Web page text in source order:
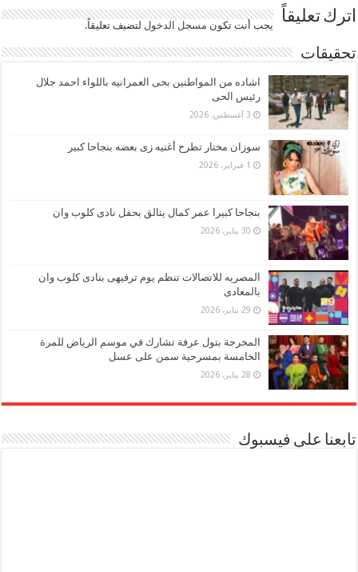
اترك تعليقاً يجب أنت تكون مسجل الدخول لتضيف تعليقاً.
تحقيقات
اشاده من المواطنين بحى العمرانيه باللواء احمد جلال
رئيس الحى
3 أغسطس، 2026
سوزان مختار تطرح أغنيه زى بعضه بنجاحا كبير
1 فبراير، 2026
بنجاحا كبيرا عمر كمال يتالق بحفل نادى كلوب وان
30 يناير، 2026
المصريه للاتصالات تنظم يوم ترفيهى بنادى كلوب وان
بالمعادى
29 يناير، 2026
المخرجة بتول عرفة تشارك في موسم الرياض للمرة
الخامسة بمسرحية سمن على عسل
28 يناير، 2026
تابعنا على فيسبوك